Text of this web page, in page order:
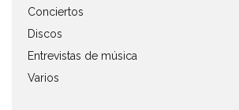
Conciertos
Discos
Entrevistas de música
Varios